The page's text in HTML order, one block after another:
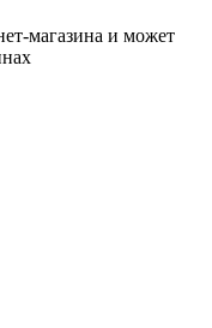
магазина и может